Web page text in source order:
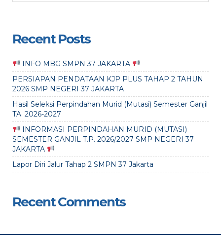
Recent Posts
INFO MBG SMPN 37 JAKARTA
PERSIAPAN PENDATAAN KJP PLUS TAHAP 2 TAHUN
2026 SMP NEGERI 37 JAKARTA
Hasil Seleksi Perpindahan Murid (Mutasi) Semester Ganjil
TA. 2026-2027
INFORMASI PERPINDAHAN MURID (MUTASI)
SEMESTER GANJIL T.P. 2026/2027 SMP NEGERI 37
JAKARTA
Lapor Diri Jalur Tahap 2 SMPN 37 Jakarta
Recent Comments